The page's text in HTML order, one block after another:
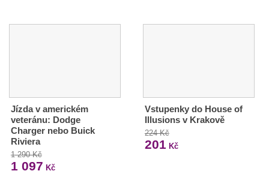
Jízda v americkém
veteránu: Dodge
Charger nebo Buick
Riviera
1 290 Kč
1 097 Kč
Vstupenky do House of
Illusions v Krakově
224 Kč
201 Kč